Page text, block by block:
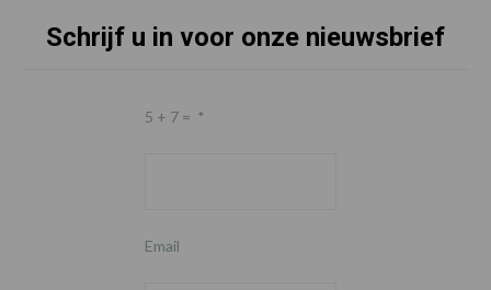
Schrijf u in voor onze nieuwsbrief
5 + 7 = *
Email